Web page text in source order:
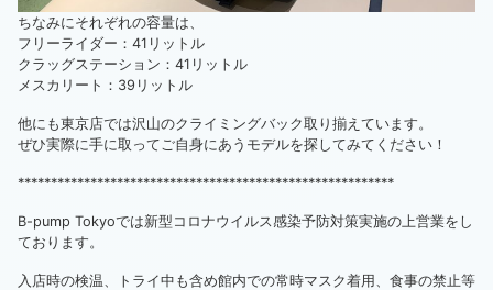
ちなみにそれぞれの容量は、
フリーライダー：41リットル
クラッグステーション：41リットル
メスカリート：39リットル
他にも東京店では沢山のクライミングバック取り揃えています。
ぜひ実際に手に取ってご自身にあうモデルを探してみてください！
*********************************************************
B-pump Tokyoでは新型コロナウイルス感染予防対策実施の上営業をし
ております。
入店時の検温、トライ中も含め館内での常時マスク着用、食事の禁止等